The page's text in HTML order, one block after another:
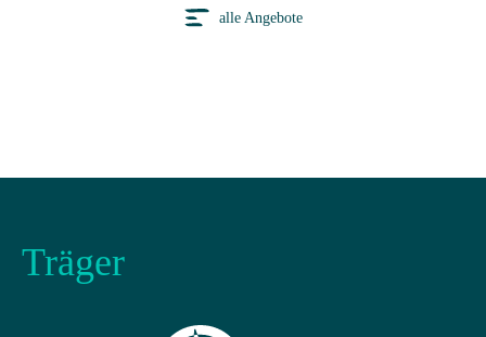
alle Angebote
Träger